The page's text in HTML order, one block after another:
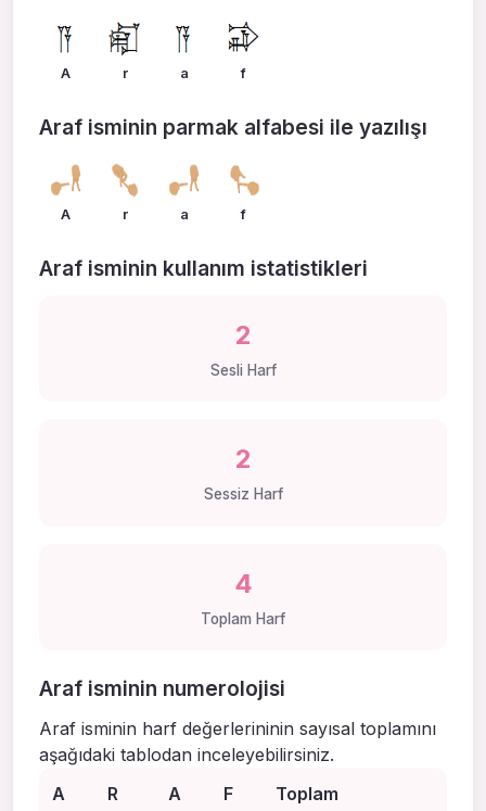
A r a f
Araf isminin parmak alfabesi ile yazılışı
A r a f
Araf isminin kullanım istatistikleri
2
Sesli Harf
2
Sessiz Harf
4
Toplam Harf
Araf isminin numerolojisi
Araf isminin harf değerlerininin sayısal toplamını
aşağıdaki tablodan inceleyebilirsiniz.
A
R A F Toplam